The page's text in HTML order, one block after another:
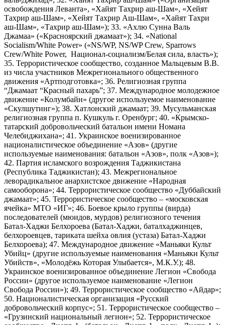
освобождения Леванта», «Хайят Тахрир аш-Шам», «Хейят
Тахрир аш-Шам», «Хейят Тахрир Аш-Шам», «Хайят Тахри
аш-Шам», «Тахрир аш-Шам»); 33. «Ахлю Сунна Валь
Джамаа» («Красноярский джамаат»); 34. «National
Socialism/White Power» («NS/WP, NS/WP Crew, Sparrows
Crew/White Power, Национал-социализм/Белая сила, власть»);
35. Террористическое сообщество, созданное Мальцевым В.В.
из числа участников Межрегионального общественного
движения «Артподготовка»; 36. Религиозная группа
“Джамаат “Красный пахарь”; 37. Международное молодежное
движение «Колумбайн» (другое используемое наименование
«Скулшутинг»); 38. Хатлонский джамаат; 39. Мусульманская
религиозная группа п. Кушкуль г. Оренбург; 40. «Крымско-
татарский добровольческий батальон имени Номана
Челебиджихана»; 41. Украинское военизированное
националистическое объединение «Азов» (другие
используемые наименования: батальон «Азов», полк «Азов»);
42. Партия исламского возрождения Таджикистана
(Республика Таджикистан); 43. Межрегиональное
леворадикальное анархистское движение «Народная
самооборона»; 44. Террористическое сообщество «Дуббайский
джамаат»; 45. Террористическое сообщество – «московская
ячейка» МТО «ИГ»; 46. Боевое крыло группы (вирда)
последователей (мюидов, мурдов) религиозного течения
Батал-Хаджи Белхороева (Батал-Хаджи, баталхаджинцев,
белхороевцев, тариката шейха овлия (устаза) Батал-Хаджи
Белхороева); 47. Международное движение «Маньяки Культ
Убийц» (другие используемые наименования «Маньяки Культ
Убийств», «Молодёжь Которая Улыбается», М.К.У.); 48.
Украинское военизированное объединение Легион «Свобода
России» (другое используемое наименование «Легион
Свобода России»); 49. Террористическое сообщество «Айдар»;
50. Националистическая организация «Русский
добровольческий корпус»; 51. Террористическое сообщество –
«Грузинский национальный легион»; 52. Террористическое